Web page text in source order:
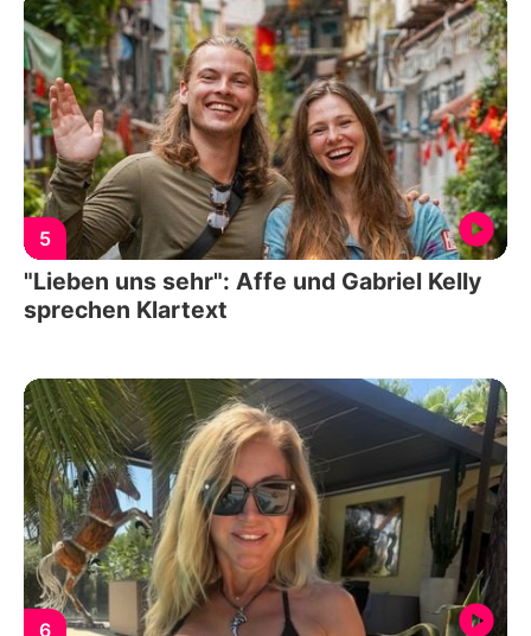
5
"Lieben uns sehr": Affe und Gabriel Kelly
sprechen Klartext
6